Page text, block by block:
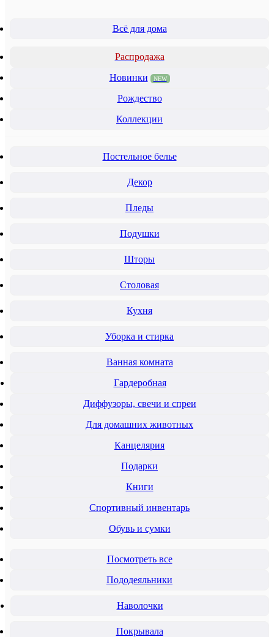
Всё для дома
Распродажа
Новинки
NEW
Рождество
Коллекции
Постельное белье
Декор
Пледы
Подушки
Шторы
Столовая
Кухня
Уборка и стирка
Ванная комната
Гардеробная
Диффузоры, свечи и спреи
Для домашних животных
Канцелярия
Подарки
Книги
Спортивный инвентарь
Обувь и сумки
Посмотреть все
Пододеяльники
Наволочки
Покрывала